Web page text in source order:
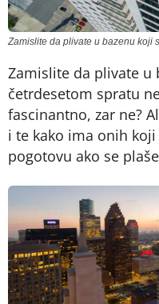
Zamislite da plivate u bazenu koji
Zamislite da plivate u
četrdesetom spratu
fascinantno, zar ne?
i te kako ima onih
pogotovu ako se